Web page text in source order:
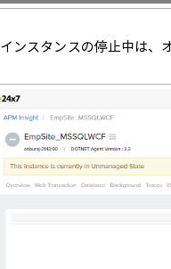
インスタンスの停止中は、